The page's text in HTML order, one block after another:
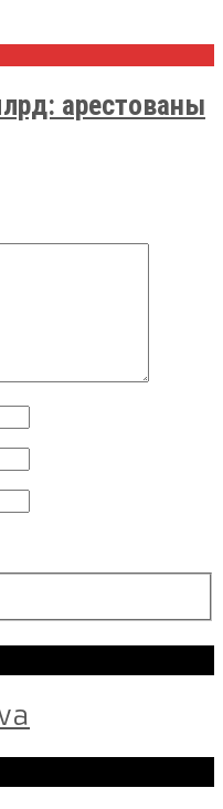
арестованы